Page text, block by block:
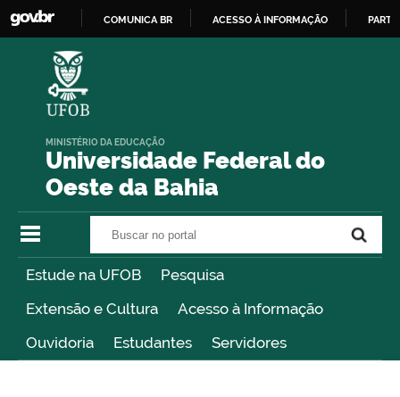
COMUNICA BR ACESSO À INFORMAÇÃO
Universidade Federal do
Oeste da Bahia
MINISTÉRIO DA EDUCAÇÃO
Estude na UFOB
Pesquisa
Extensão e Cultura
Acesso à Informação
Ouvidoria
Estudantes Servidores